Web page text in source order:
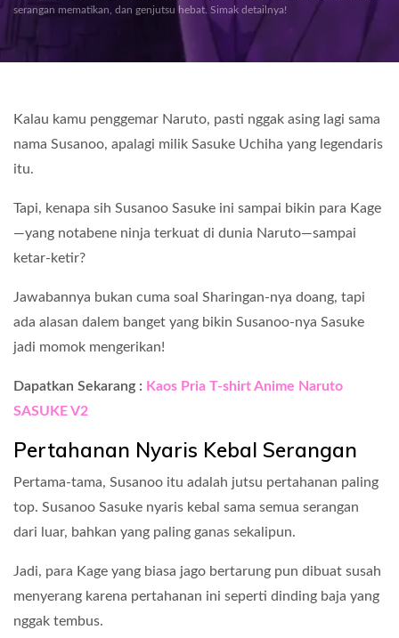
serangan mematikan, dan genjutsu hebat. Simak detailnya!
Kalau kamu penggemar Naruto, pasti nggak asing lagi sama
nama Susanoo, apalagi milik Sasuke Uchiha yang legendaris
itu.
Tapi, kenapa sih Susanoo Sasuke ini sampai bikin para Kage
—yang notabene ninja terkuat di dunia Naruto—sampai
ketar-ketir?
Jawabannya bukan cuma soal Sharingan-nya doang, tapi
ada alasan dalem banget yang bikin Susanoo-nya Sasuke
jadi momok mengerikan!
Dapatkan Sekarang : Kaos Pria T-shirt Anime Naruto
SASUKE V2
Pertahanan Nyaris Kebal Serangan
Pertama-tama, Susanoo itu adalah jutsu pertahanan paling
top. Susanoo Sasuke nyaris kebal sama semua serangan
dari luar, bahkan yang paling ganas sekalipun.
Jadi, para Kage yang biasa jago bertarung pun dibuat susah
menyerang karena pertahanan ini seperti dinding baja yang
nggak tembus.